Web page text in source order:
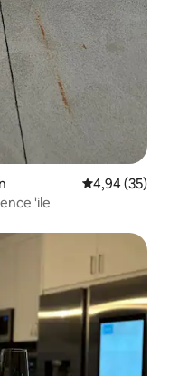
Keskmine
4,94 (35)
'ile